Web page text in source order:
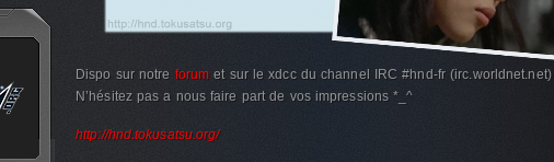
Dispo sur notre forum et sur le xdcc du channel IRC #hnd-fr (irc.worldnet.net)
N’hésitez pas a nous faire part de vos impressions *_^
http://hnd.tokusatsu.org/